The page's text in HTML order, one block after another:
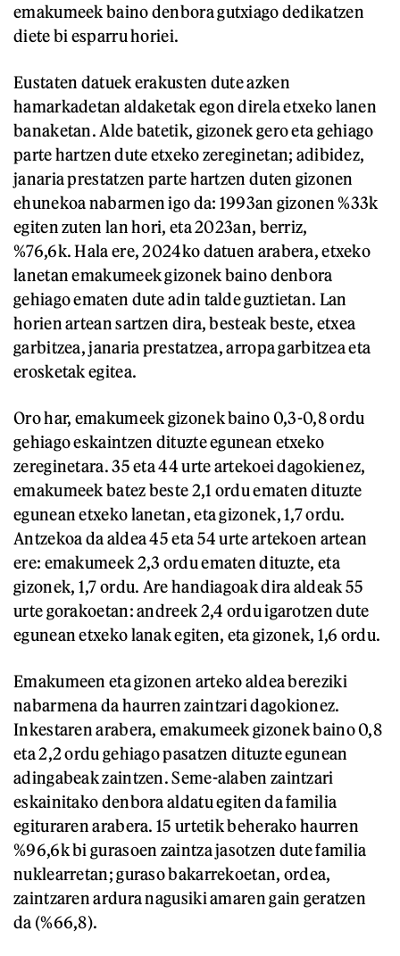
emakumeek baino denbora gutxiago dedikatzen
diete bi esparru horiei.
Eustaten datuek erakusten dute azken
hamarkadetan aldaketak egon direla etxeko lanen
banaketan. Alde batetik, gizonek gero eta gehiago
parte hartzen dute etxeko zereginetan; adibidez,
janaria prestatzen parte hartzen duten gizonen
ehunekoa nabarmen igo da: 1993an gizonen %33k
egiten zuten lan hori, eta 2023an, berriz,
%76,6k. Hala ere, 2024ko datuen arabera, etxeko
lanetan emakumeek gizonek baino denbora
gehiago ematen dute adin talde guztietan. Lan
horien artean sartzen dira, besteak beste, etxea
garbitzea, janaria prestatzea, arropa garbitzea eta
erosketak egitea.
Oro har, emakumeek gizonek baino 0,3-0,8 ordu
gehiago eskaintzen dituzte egunean etxeko
zereginetara. 35 eta 44 urte artekoei dagokienez,
emakumeek batez beste 2,1 ordu ematen dituzte
egunean etxeko lanetan, eta gizonek, 1,7 ordu.
Antzekoa da aldea 45 eta 54 urte artekoen artean
ere: emakumeek 2,3 ordu ematen dituzte, eta
gizonek, 1,7 ordu. Are handiagoak dira aldeak 55
urte gorakoetan: andreek 2,4 ordu igarotzen dute
egunean etxeko lanak egiten, eta gizonek, 1,6 ordu.
Emakumeen eta gizonen arteko aldea bereziki
nabarmena da haurren zaintzari dagokionez.
Inkestaren arabera, emakumeek gizonek baino 0,8
eta 2,2 ordu gehiago pasatzen dituzte egunean
adingabeak zaintzen. Seme-alaben zaintzari
eskainitako denbora aldatu egiten da familia
egituraren arabera. 15 urtetik beherako haurren
%96,6k bi gurasoen zaintza jasotzen dute familia
nuklearretan; guraso bakarrekoetan, ordea,
zaintzaren ardura nagusiki amaren gain geratzen
da (%66,8).